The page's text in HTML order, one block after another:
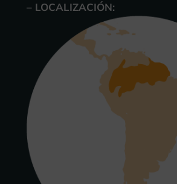
– LOCALIZACIÓN: